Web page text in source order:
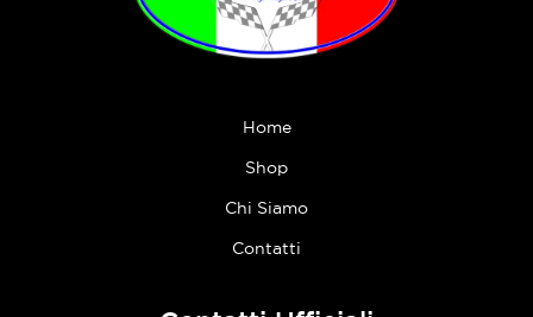
Home
Shop
Chi Siamo
Contatti